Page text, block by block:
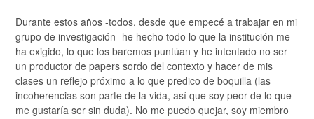
Durante estos años -todos, desde que empecé a trabajar en mi
grupo de investigación- he hecho todo lo que la institución me
ha exigido, lo que los baremos puntúan y he intentado no ser
un productor de papers sordo del contexto y hacer de mis
clases un reflejo próximo a lo que predico de boquilla (las
incoherencias son parte de la vida, así que soy peor de lo que
me gustaría ser sin duda). No me puedo quejar, soy miembro